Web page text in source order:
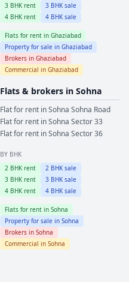
3 BHK rent 3 BHK sale
4 BHK rent 4 BHK sale
Flats for rent in Ghaziabad
Property for sale in Ghaziabad
Brokers in Ghaziabad
Commercial in Ghaziabad
Flats & brokers in Sohna
Flat for rent inSohna Sohna Road
Flat for rent inSohna Sector 33
Flat for rent inSohna Sector 36
BY BHK
2 BHK rent 2 BHK sale
3 BHK rent 3 BHK sale
4 BHK rent 4 BHK sale
Flats for rent in Sohna
Property for sale in Sohna
Brokers in Sohna
Commercial in Sohna